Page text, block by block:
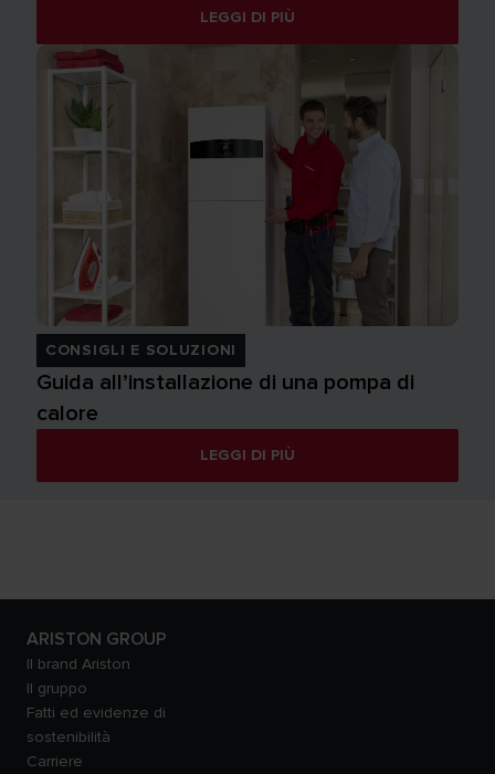
LEGGI DI PIÙ
CONSIGLI E SOLUZIONI
Guida all’installazione di una pompa di
calore
LEGGI DI PIÙ
ARISTON GROUP
Il brand Ariston
Il gruppo
Fatti ed evidenze di
sostenibilità
Carriere